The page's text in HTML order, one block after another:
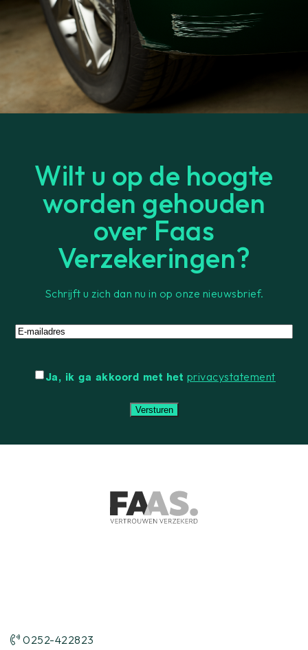
Wilt u op de hoogte
worden gehouden
over Faas
Verzekeringen?
Schrijft u zich dan nu in op onze nieuwsbrief.
InstemmingJa, ik ga akkoord met het privacystatement
0252-422823